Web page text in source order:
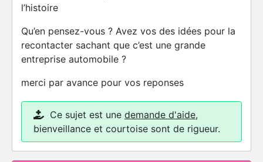
l’histoire
Qu’en pensez-vous ? Avez vos des idées pour la
recontacter sachant que c’est une grande
entreprise automobile ?
merci par avance pour vos reponses
Ce sujet est une demande d'aide,
bienveillance et courtoise sont de rigueur.